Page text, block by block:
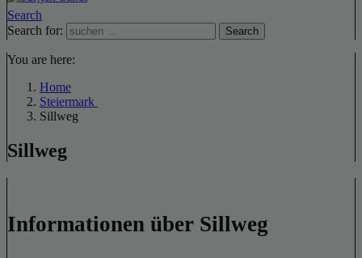
Search
Search for:
Search
You are here:
Home
Steiermark
Sillweg
Sillweg
Informationen über Sillweg